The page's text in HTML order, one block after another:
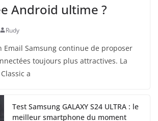
Android ultime ?
Rudy
Email Samsung continue de proposer
toujours plus attractives. La
a
Test Samsung GALAXY S24 ULTRA : le
meilleur smartphone du moment